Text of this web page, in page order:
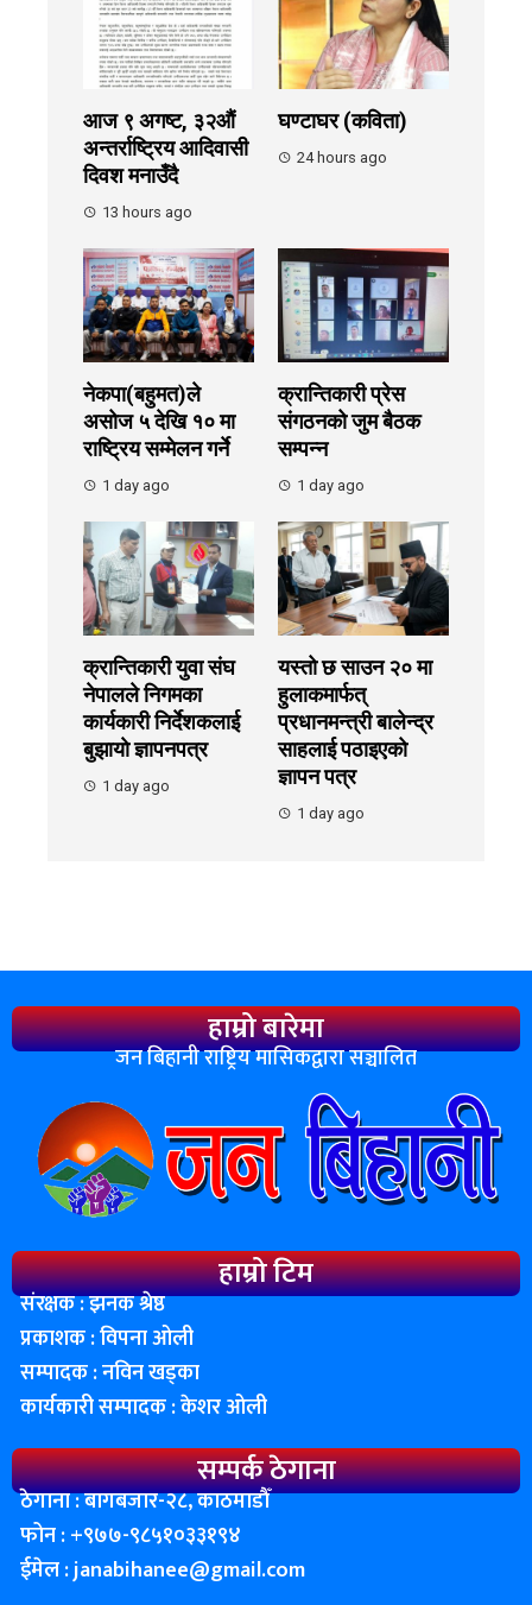
आज ९ अगष्ट, ३२औं
अन्तर्राष्ट्रिय आदिवासी
दिवश मनाउँदै
13 hours ago
घण्टाघर (कविता)
24 hours ago
नेकपा(बहुमत)ले
असोज ५ देखि १० मा
राष्ट्रिय सम्मेलन गर्ने
1 day ago
क्रान्तिकारी प्रेस
संगठनको जुम बैठक
सम्पन्न
1 day ago
क्रान्तिकारी युवा संघ
नेपालले निगमका
कार्यकारी निर्देशकलाई
बुझायाे ज्ञापनपत्र
1 day ago
यस्तो छ साउन २० मा
हुलाकमार्फत्
प्रधानमन्त्री बालेन्द्र
साहलाई पठाइएको
ज्ञापन पत्र
1 day ago
हाम्रो बारेमा
जन बिहानी राष्ट्रिय मासिकद्वारा सञ्चालित
हाम्रो टिम
संरक्षक : झनक श्रेष्ठ
प्रकाशक : विपना ओली
सम्पादक : नविन खड्का
कार्यकारी सम्पादक : केशर ओली
सम्पर्क ठेगाना
ठेगाना : बागबजार-२८, काठमाडाैँ
फोन : ‌+९७७-९८५१०३३१९४
ईमेल :janabihanee@gmail.com